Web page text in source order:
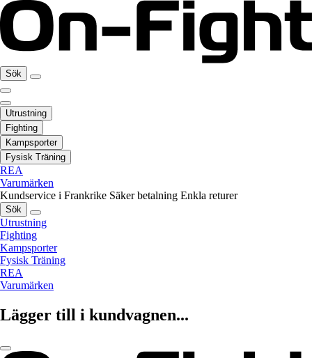
Sök
Utrustning
Fighting
Kampsporter
Fysisk Träning
REA
Varumärken
Kundservice i Frankrike Säker betalning Enkla returer
Sök
Utrustning
Fighting
Kampsporter
Fysisk Träning
REA
Varumärken
Lägger till i kundvagnen...